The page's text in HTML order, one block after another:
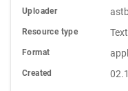
Uploader
Resource type
Format
Created